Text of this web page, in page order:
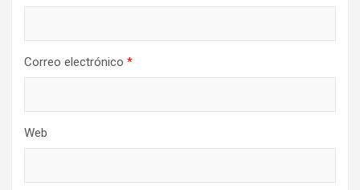
Correo electrónico *
Web